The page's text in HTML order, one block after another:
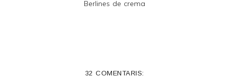
Berlines de crema
32 COMENTARIS: